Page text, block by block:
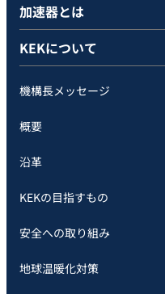
加速器とは
KEKについて
機構長メッセージ
概要
沿革
KEKの目指すもの
安全への取り組み
地球温暖化対策